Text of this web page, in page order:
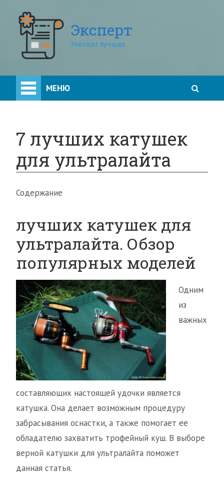
Эксперт
Рейтинг лучших
МЕНЮ
7 лучших катушек
для ультралайта
Содержание
лучших катушек для
ультралайта. Обзор
популярных моделей
Одним
из
важных
составляющих настоящей удочки является
катушка. Она делает возможным процедуру
забрасывания оснастки, а также помогает ее
обладателю захватить трофейный куш. В выборе
верной катушки для ультралайта поможет
данная статья.